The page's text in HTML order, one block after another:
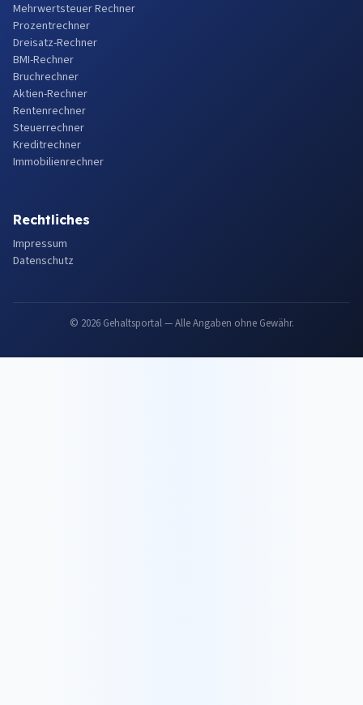
Mehrwertsteuer Rechner
Prozentrechner
Dreisatz-Rechner
BMI-Rechner
Bruchrechner
Aktien-Rechner
Rentenrechner
Steuerrechner
Kreditrechner
Immobilienrechner
Rechtliches
Impressum
Datenschutz
© 2026 Gehaltsportal — Alle Angaben ohne Gewähr.